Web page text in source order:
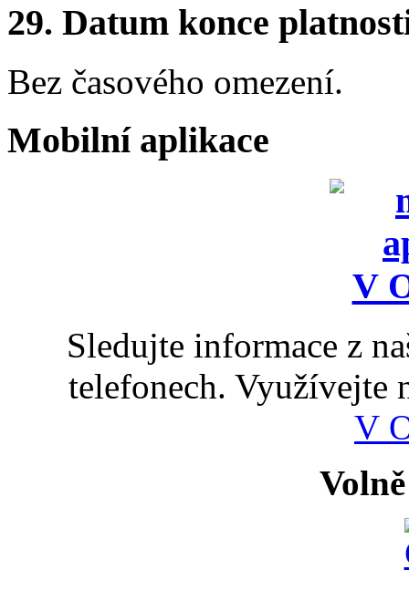
29. Datum konce
Bez časového omezení.
Mobilní aplikace
Sledujte informace z
telefonech. Využívejte
V